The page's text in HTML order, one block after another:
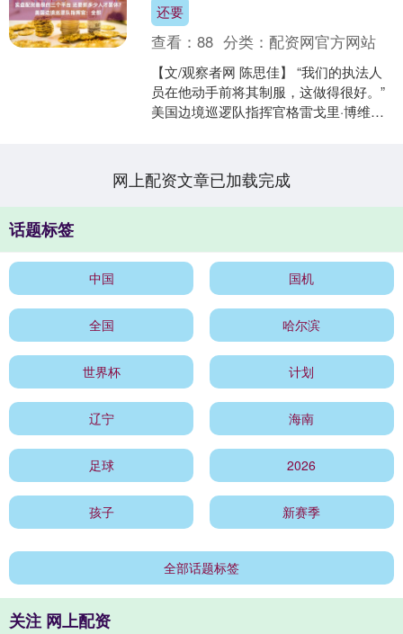
还要
查看：88 分类：配资网官方网站
【文/观察者网 陈思佳】 “我们的执法人
员在他动手前将其制服，这做得很好。”
美国边境巡逻队指挥官格雷戈里·博维诺
网上配资文章已加载完成
话题标签
中国 国机
全国 哈尔滨
世界杯 计划
辽宁 海南
足球 2026
孩子 新赛季
全部话题标签
关注 网上配资